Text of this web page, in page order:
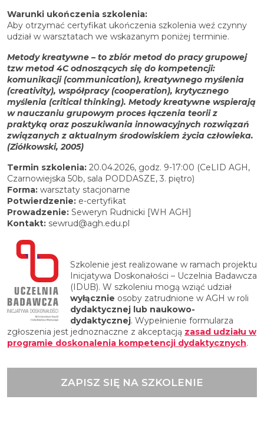
Warunki ukończenia szkolenia:
Aby otrzymać certyfikat ukończenia szkolenia weź czynny
udział w warsztatach we wskazanym poniżej terminie.
Metody kreatywne – to zbiór metod do pracy grupowej
tzw metod 4C odnoszących się do kompetencji:
komunikacji (communication), kreatywnego myślenia
(creativity), współpracy (cooperation), krytycznego
myślenia (critical thinking). Metody kreatywne wspierają
w nauczaniu grupowym proces łączenia teorii z
praktyką oraz poszukiwania innowacyjnych rozwiązań
związanych z aktualnym środowiskiem życia człowieka.
(Ziółkowski, 2005)
Termin szkolenia: 20.04.2026, godz. 9-17:00 (CeLID AGH,
Czarnowiejska 50b, sala PODDASZE, 3. piętro)
Forma: warsztaty stacjonarne
Potwierdzenie: e-certyfikat
Prowadzenie: Seweryn Rudnicki [WH AGH]
Kontakt: sewrud@agh.edu.pl
Szkolenie jest realizowane w ramach projektu
Inicjatywa Doskonałości – Uczelnia Badawcza
(IDUB). W szkoleniu mogą wziąć udział
wyłącznie osoby zatrudnione w AGH w roli
dydaktycznej lub naukowo-
dydaktycznej. Wypełnienie formularza
zgłoszenia jest jednoznaczne z akceptacją zasad udziału w
programie doskonalenia kompetencji dydaktycznych.
ZAPISZ SIĘ NA SZKOLENIE